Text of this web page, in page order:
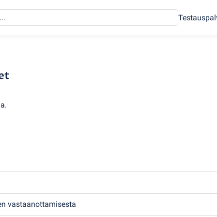
vastaanottamisesta